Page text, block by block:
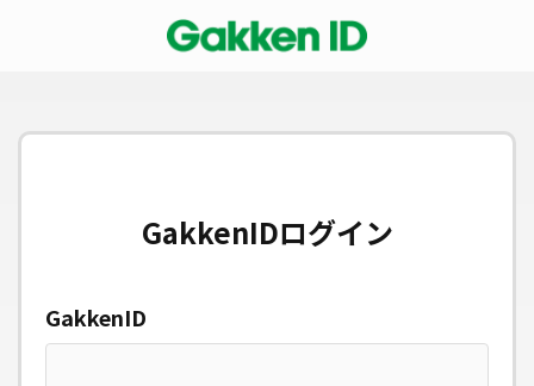
GakkenIDログイン
GakkenID